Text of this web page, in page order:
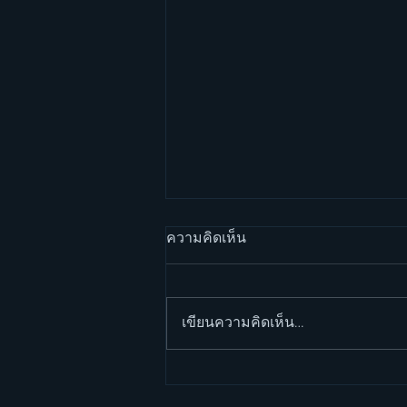
วิล สมิธ กับการสร้างกำแพง
ความคิดเห็น
เขียนความคิดเห็น…